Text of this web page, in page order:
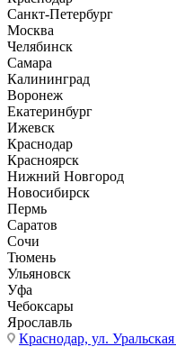
Санкт-Петербург
Москва
Челябинск
Самара
Калининград
Воронеж
Екатеринбург
Ижевск
Краснодар
Красноярск
Нижний Новгород
Новосибирск
Пермь
Саратов
Сочи
Тюмень
Ульяновск
Уфа
Чебоксары
Ярославль
Краснодар, ул. Уральская